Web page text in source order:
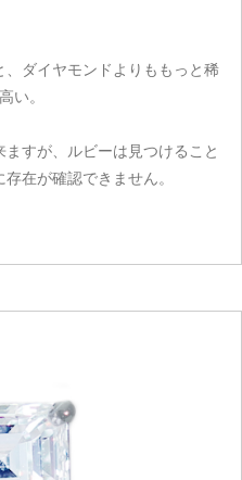
ダイヤモンドよりももっと稀
い。
すが、ルビーは見つけること
在が確認できません。